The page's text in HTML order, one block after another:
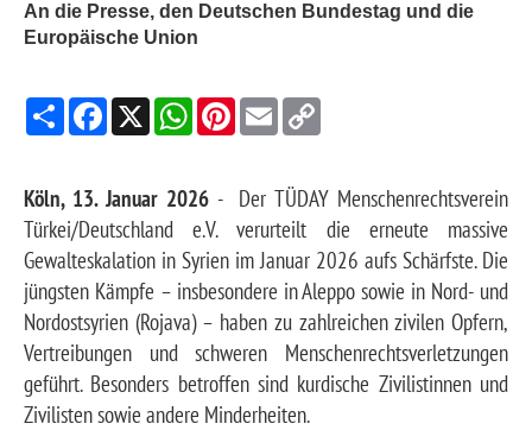
An die Presse, den Deutschen Bundestag und die
Europäische Union
S
h
F
a
o
o
k
X
W
h
A
p
p
P
e
s
t
E
m
i
n
k
Köln, 13. Januar 2026- Der TÜDAY Menschenrechtsverein
Türkei/Deutschland e.V. verurteilt die erneute massive
Gewalteskalation in Syrien im Januar 2026 aufs Schärfste. Die
jüngsten Kämpfe – insbesondere in Aleppo sowie in Nord- und
Nordostsyrien (Rojava) – haben zu zahlreichen zivilen Opfern,
Vertreibungen und schweren Menschenrechtsverletzungen
geführt. Besonders betroffen sind kurdische Zivilistinnen und
Zivilisten sowie andere Minderheiten.